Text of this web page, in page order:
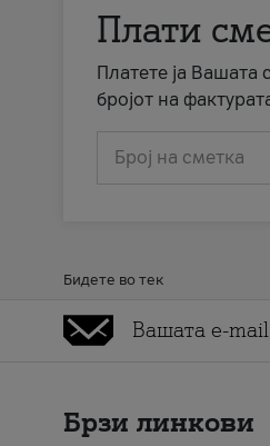
Плати
Платете ја Вашата
бројот на
Број на сметка
Бидете во тек
Брзи линкови